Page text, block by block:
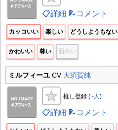
📋詳細 📝コメント
カッコいい 楽しい どうしようもない
かわいい 尊い 面白い
ミルフィーユCV 大須賀純
推し登録 ( -人 )
📋詳細 📝コメント